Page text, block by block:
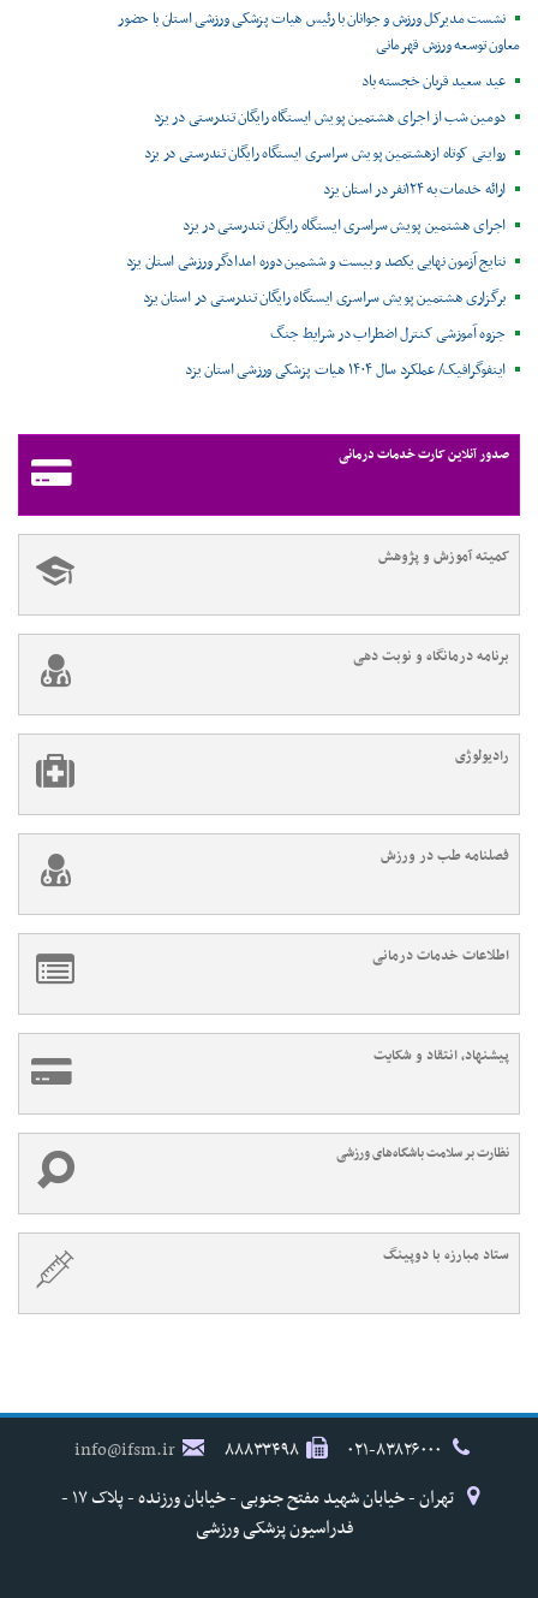
نشست مدیرکل ورزش و جوانان با رئیس هیات پزشکی ورزشی استان با حضور
معاون توسعه ورزش قهرمانی
عید سعید قربان خجسته باد
دومین شب از اجرای هشتمین پویش ایستگاه رایگان تندرستی در یزد
روایتی کوتاه ازهشتمین پویش سراسری ایستگاه رایگان تندرستی در یزد
ارائه خدمات به ۱۲۴نفر در استان یزد
اجرای هشتمین پویش سراسری ایستگاه رایگان تندرستی در یزد
نتایج آزمون نهایی یکصد و بیست و ششمین دوره امدادگر ورزشی استان یزد
برگزاری هشتمین پویش سراسری ایستگاه رایگان تندرستی در استان یزد
جزوه آموزشی کنترل اضطراب در شرایط جنگ
اینفوگرافیک/ عملکرد سال ۱۴۰۴ هیات پزشکی ورزشی استان یزد
صدور آنلاین کارت خدمات درمانی
کمیته آموزش و پژوهش
برنامه درمانگاه و نوبت دهی
رادیولوژی
فصلنامه طب در ورزش
اطلاعات خدمات درمانی
پیشنهاد، انتقاد و شکایت
نظارت بر سلامت باشگاه‌های ورزشی
ستاد مبارزه با دوپینگ
۸۸۸۳۳۴۹۸
info@ifsm.ir
تهران - خیابان شهید مفتح جنوبی - خیابان ورزنده - پلاک ۱۷ -
فدراسیون پزشکی ورزشی